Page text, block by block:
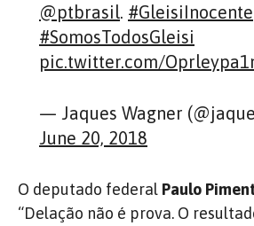
@ptbrasil. #GleisiInocente
#SomosTodosGleisi
pic.twitter.com/
— Jaques Wagner
June 20, 2018
O deputado federal Paulo
“Delação não é prova. O resultad